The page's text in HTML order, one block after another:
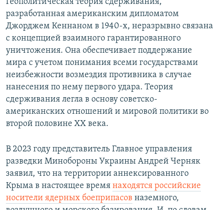
разработанная американским дипломатом
Джорджем Кеннаном в 1940-х, неразрывно связана
с концепцией взаимного гарантированного
уничтожения. Она обеспечивает поддержание
мира с учетом понимания всеми государствами
неизбежности возмездия противника в случае
нанесения по нему первого удара. Теория
сдерживания легла в основу советско-
американских отношений и мировой политики во
второй половине XX века.
В 2023 году представитель Главное управления
разведки Минобороны Украины Андрей Черняк
заявил, что на территории аннексированного
Крыма в настоящее время находятся российские
носители ядерных боеприпасов наземного,